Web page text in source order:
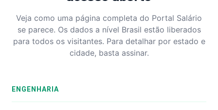
Veja como uma página completa do Portal Salário
se parece. Os dados a nível Brasil estão liberados
para todos os visitantes. Para detalhar por estado e
cidade, basta assinar.
ENGENHARIA